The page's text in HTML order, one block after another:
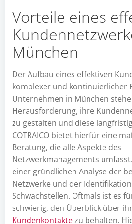
Vorteile eines
München
Der Aufbau eines effektiven
komplexer und kontinuierlicher
Unternehmen in München
Herausforderung, ihre
zu gestalten und diese
COTRAICO bietet hierfür eine
Beratung, die alle Aspekte des
Netzwerkmanagements
einer gründlichen Analyse der
Netzwerke und der
Schwachstellen. Oftmals ist es
schwierig, den Überblick über
Kundenkontaktezu behalten.